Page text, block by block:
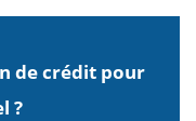
de crédit pour
?